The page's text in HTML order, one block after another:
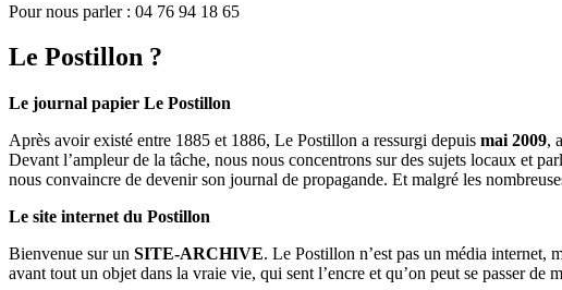
Pour nous parler : 04 76 94 18 65
Le Postillon ?
Le journal papier Le Postillon
Après avoir existé entre 1885 et 1886, Le Postillon a ressurgi depuis mai 2009,
Devant l’ampleur de la tâche, nous nous concentrons sur des sujets locaux et
nous convaincre de devenir son journal de propagande. Et malgré les
Le site internet du Postillon
Bienvenue sur un SITE-ARCHIVE. Le Postillon n’est pas un média internet,
avant tout un objet dans la vraie vie, qui sent l’encre et qu’on peut se passer de